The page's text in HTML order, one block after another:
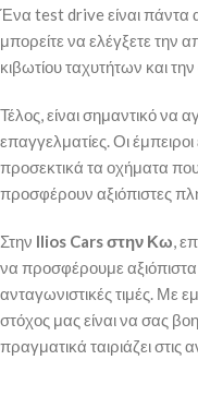
Ένα test drive είναι πάντα
μπορείτε να ελέγξετε την
κιβωτίου ταχυτήτων και
Τέλος, είναι σημαντικό να
επαγγελματίες. Οι
προσεκτικά τα οχήματα
προσφέρουν αξιόπιστες
Στην Ilios Cars στην Κω,
να προσφέρουμε αξιόπιστα
ανταγωνιστικές τιμές. Με
στόχος μας είναι να σας
πραγματικά ταιριάζει στις